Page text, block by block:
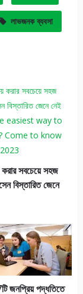
লাভজনক ব্যবসা
সবচেয়ে সহজ
বিস্তারিত জেনে
জনপ্রিয় পদ্ধতিতে